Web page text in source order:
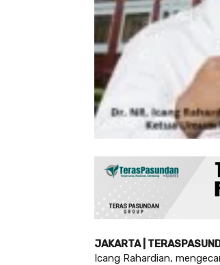
JAKARTA |
Icang Rahardian,